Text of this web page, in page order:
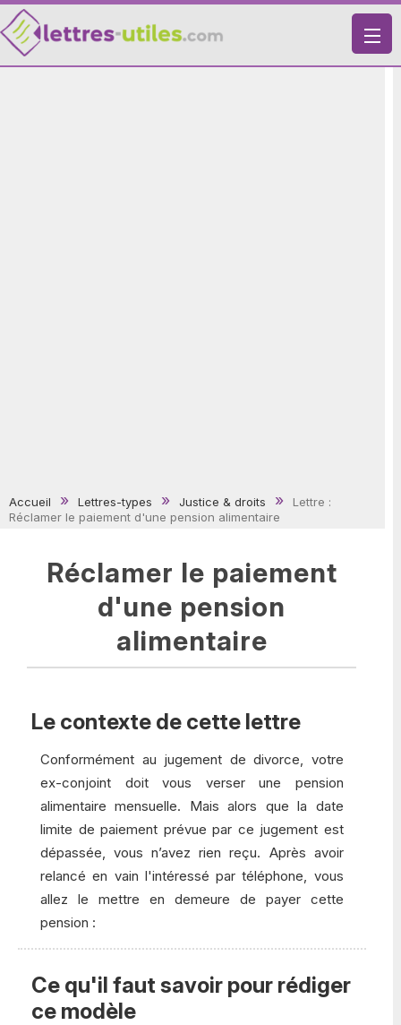
X
Accueil Lettres-types Justice & droits
Lettre :
Réclamer le paiement d'une pension alimentaire
Réclamer le paiement
d'une pension
alimentaire
Le contexte de cette lettre
Conformément au jugement de divorce, votre
ex-conjoint doit vous verser une pension
alimentaire mensuelle. Mais alors que la date
limite de paiement prévue par ce jugement est
dépassée, vous n’avez rien reçu. Après avoir
relancé en vain l'intéressé par téléphone, vous
allez le mettre en demeure de payer cette
pension :
Ce qu'il faut savoir pour rédiger
ce modèle